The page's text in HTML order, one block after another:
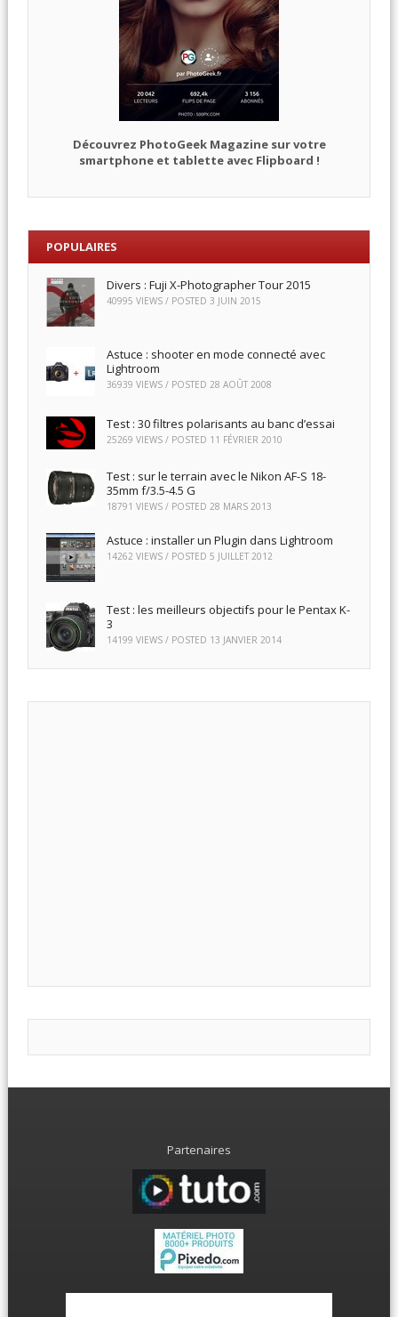
Découvrez PhotoGeek Magazine sur votre
smartphone et tablette avec Flipboard !
POPULAIRES
Divers : Fuji X-Photographer Tour 2015
40995 VIEWS / POSTED 3 JUIN 2015
Astuce : shooter en mode connecté avec
Lightroom
36939 VIEWS / POSTED 28 AOÛT 2008
Test : 30 filtres polarisants au banc d’essai
25269 VIEWS / POSTED 11 FÉVRIER 2010
Test : sur le terrain avec le Nikon AF-S 18-
35mm f/3.5-4.5 G
18791 VIEWS / POSTED 28 MARS 2013
Astuce : installer un Plugin dans Lightroom
14262 VIEWS / POSTED 5 JUILLET 2012
Test : les meilleurs objectifs pour le Pentax K-
3
14199 VIEWS / POSTED 13 JANVIER 2014
Partenaires